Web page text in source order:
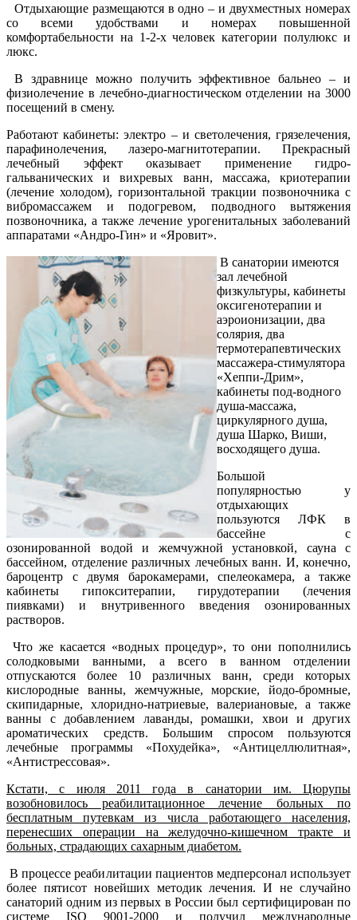
Отдыхающие размещаются в одно – и двухместных номерах
со всеми удобствами и номерах повышенной
комфортабельности на 1-2-х человек категории полулюкс и
люкс.
В здравнице можно получить эффективное бальнео – и
физиолечение в лечебно-диагностическом отделении на 3000
посещений в смену.
Работают кабинеты: электро – и светолечения, грязелечения,
парафинолечения, лазеро-магнитотерапии. Прекрасный
лечебный эффект оказывает применение гидро-
гальванических и вихревых ванн, массажа, криотерапии
(лечение холодом), горизонтальной тракции позвоночника с
вибромассажем и подогревом, подводного вытяжения
позвоночника, а также лечение урогенитальных заболеваний
аппаратами «Андро-Гин» и «Яровит».
В санатории имеются
зал лечебной
физкультуры, кабинеты
оксигенотерапии и
аэроионизации, два
солярия, два
термотерапевтических
массажера-стимулятора
«Хеппи-Дрим»,
кабинеты под-водного
душа-массажа,
циркулярного душа,
душа Шарко, Виши,
восходящего душа.
Большой
популярностью у
отдыхающих
пользуются ЛФК в
бассейне с
озонированной водой и жемчужной установкой, сауна с
бассейном, отделение различных лечебных ванн. И, конечно,
бароцентр с двумя барокамерами, спелеокамера, а также
кабинеты гипокситерапии, гирудотерапии (лечения
пиявками) и внутривенного введения озонированных
растворов.
Что же касается «водных процедур», то они пополнились
солодковыми ванными, а всего в ванном отделении
отпускаются более 10 различных ванн, среди которых
кислородные ванны, жемчужные, морские, йодо-бромные,
скипидарные, хлоридно-натриевые, валериановые, а также
ванны с добавлением лаванды, ромашки, хвои и других
ароматических средств. Большим спросом пользуются
лечебные программы «Похудейка», «Антицеллюлитная»,
«Антистрессовая».
Кстати, с июля 2011 года в санатории им. Цюрупы
возобновилось реабилитационное лечение больных по
бесплатным путевкам из числа работающего населения,
перенесших операции на желудочно-кишечном тракте и
больных, страдающих сахарным диабетом.
В процессе реабилитации пациентов медперсонал использует
более пятисот новейших методик лечения. И не случайно
санаторий одним из первых в России был сертифицирован по
системе ISO 9001-2000 и получил международные